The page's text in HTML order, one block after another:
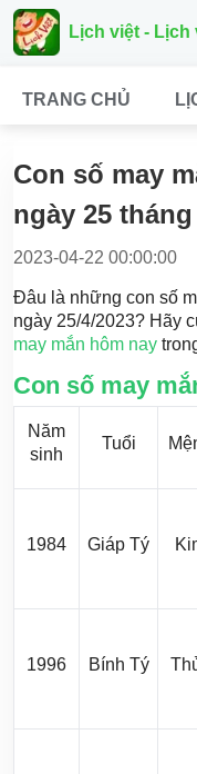
Lịch việt - Lịch
TRANG CHỦ
Con số may
ngày 25
2023-04-22 00:00:00
Đâu là những con số
ngày 25/4/2023? Hãy
may mắn hôm nay
Con số may
Năm
sinh
Tuổi
1984 Giáp Tý
1996 Bính Tý